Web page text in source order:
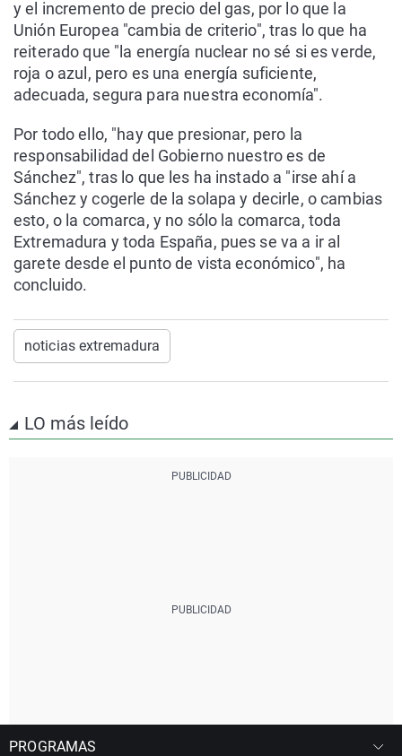
y el incremento de precio del gas, por lo que la
Unión Europea "cambia de criterio", tras lo que ha
reiterado que "la energía nuclear no sé si es verde,
roja o azul, pero es una energía suficiente,
adecuada, segura para nuestra economía".
Por todo ello, "hay que presionar, pero la
responsabilidad del Gobierno nuestro es de
Sánchez", tras lo que les ha instado a "irse ahí a
Sánchez y cogerle de la solapa y decirle, o cambias
esto, o la comarca, y no sólo la comarca, toda
Extremadura y toda España, pues se va a ir al
garete desde el punto de vista económico", ha
concluido.
noticias extremadura
LO más leído
PROGRAMAS